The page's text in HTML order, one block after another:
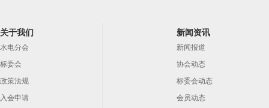
关于我们
水电分会
标委会
政策法规
入会申请
新闻资讯
新闻报道
协会动态
标委会动态
会员动态